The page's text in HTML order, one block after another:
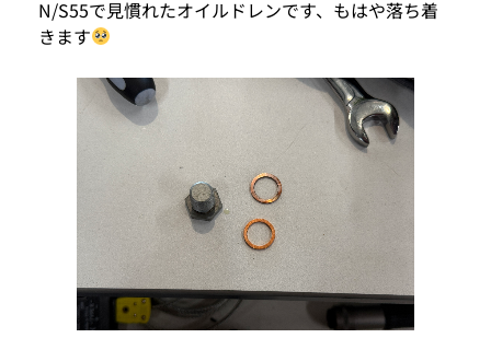
N/S55で見慣れたオイルドレンです、もはや落ち着
きます